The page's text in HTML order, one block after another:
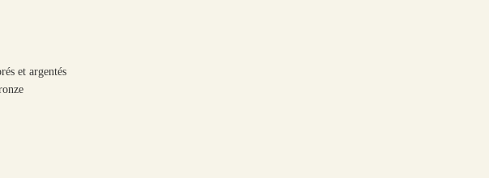
et argentés